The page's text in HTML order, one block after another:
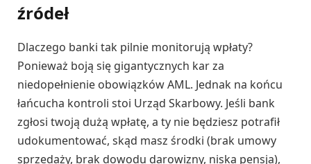
źródeł
Dlaczego banki tak pilnie monitorują wpłaty?
Ponieważ boją się gigantycznych kar za
niedopełnienie obowiązków AML. Jednak na końcu
łańcucha kontroli stoi Urząd Skarbowy. Jeśli bank
zgłosi twoją dużą wpłatę, a ty nie będziesz potrafił
udokumentować, skąd masz środki (brak umowy
sprzedaży, brak dowodu darowizny, niska pensja),